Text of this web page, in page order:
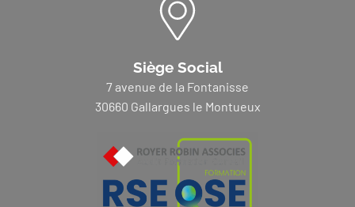
Siège Social
7 avenue de la Fontanisse
30660 Gallargues le Montueux